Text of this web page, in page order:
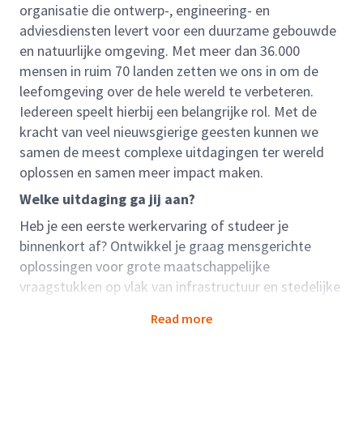
organisatie die ontwerp-, engineering- en
adviesdiensten levert voor een duurzame gebouwde
en natuurlijke omgeving. Met meer dan 36.000
mensen in ruim 70 landen zetten we ons in om de
leefomgeving over de hele wereld te verbeteren.
Iedereen speelt hierbij een belangrijke rol. Met de
kracht van veel nieuwsgierige geesten kunnen we
samen de meest complexe uitdagingen ter wereld
oplossen en samen meer impact maken.
Welke uitdaging ga jij aan?
Heb je een eerste werkervaring of studeer je
binnenkort af? Ontwikkel je graag mensgerichte
oplossingen voor grote maatschappelijke
vraagstukken op vlak van infrastructuur en stedelijke
ontmoeten voor onze job van Junior Ingenieur
Read more